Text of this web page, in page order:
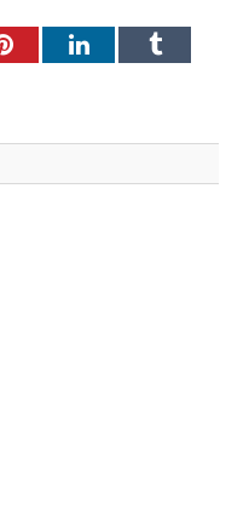
PinterestLinkedInTumblr